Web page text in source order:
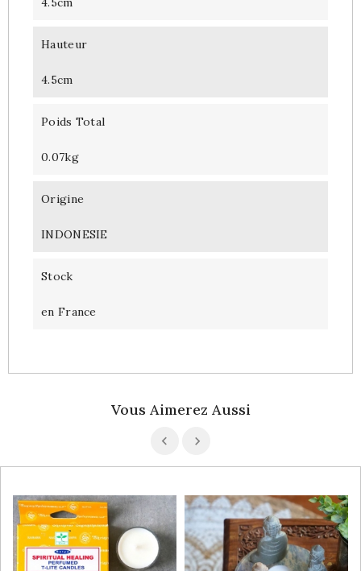
Hauteur
4.5cm
Poids Total
0.07kg
Origine
INDONESIE
Stock
en France
Vous Aimerez Aussi